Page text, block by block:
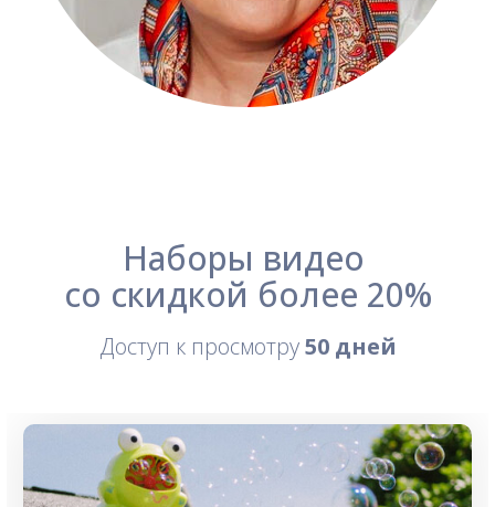
Наборы видео
со скидкой более 20%
Доступ к просмотру50 дней